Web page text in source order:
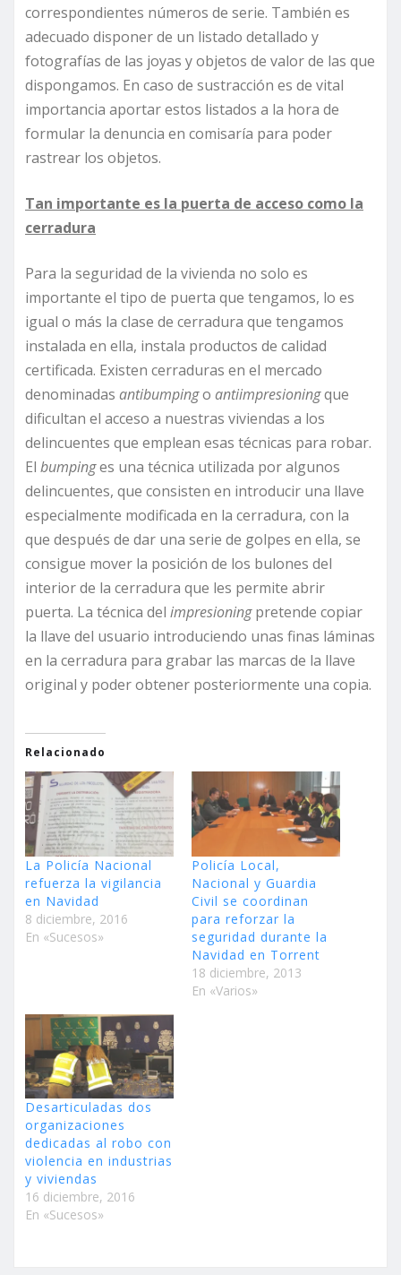
correspondientes números de serie. También es
adecuado disponer de un listado detallado y
fotografías de las joyas y objetos de valor de las que
dispongamos. En caso de sustracción es de vital
importancia aportar estos listados a la hora de
formular la denuncia en comisaría para poder
rastrear los objetos.
Tan importante es la puerta de acceso como la
cerradura
Para la seguridad de la vivienda no solo es
importante el tipo de puerta que tengamos, lo es
igual o más la clase de cerradura que tengamos
instalada en ella, instala productos de calidad
certificada. Existen cerraduras en el mercado
denominadas antibumpingo antiimpresioningque
dificultan el acceso a nuestras viviendas a los
delincuentes que emplean esas técnicas para robar.
El bumpinges una técnica utilizada por algunos
delincuentes, que consisten en introducir una llave
especialmente modificada en la cerradura, con la
que después de dar una serie de golpes en ella, se
consigue mover la posición de los bulones del
interior de la cerradura que les permite abrir
puerta. La técnica del impresioningpretende copiar
la llave del usuario introduciendo unas finas láminas
en la cerradura para grabar las marcas de la llave
original y poder obtener posteriormente una copia.
Relacionado
La Policía Nacional
refuerza la vigilancia
en Navidad
8 diciembre, 2016
En «Sucesos»
Policía Local,
Nacional y Guardia
Civil se coordinan
para reforzar la
seguridad durante la
Navidad en Torrent
18 diciembre, 2013
En «Varios»
Desarticuladas dos
organizaciones
dedicadas al robo con
violencia en industrias
y viviendas
16 diciembre, 2016
En «Sucesos»